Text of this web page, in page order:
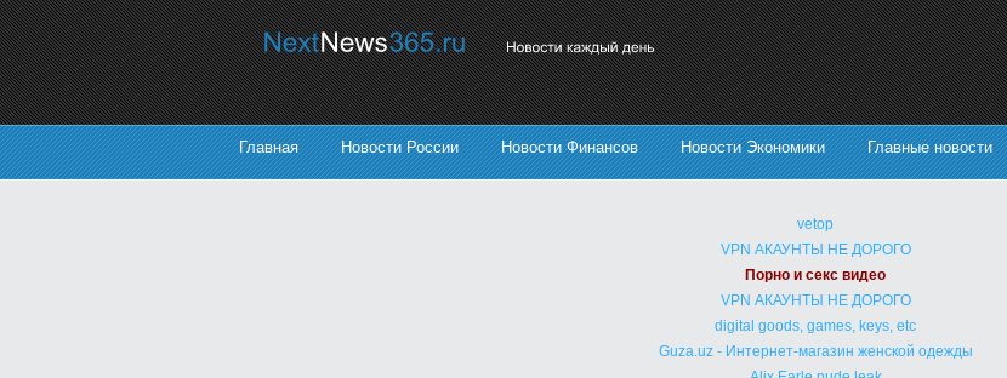
Главная Новости России Новости Финансов Новости Экономики Главные новости
vetop
VPN АКАУНТЫ НЕ ДОРОГО
Порно и секс видео
VPN АКАУНТЫ НЕ ДОРОГО
digital goods, games, keys, etc
Guza.uz - Интернет-магазин женской одежды